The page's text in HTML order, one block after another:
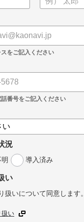
況
導入済み
い
扱いについて同意します。
扱い